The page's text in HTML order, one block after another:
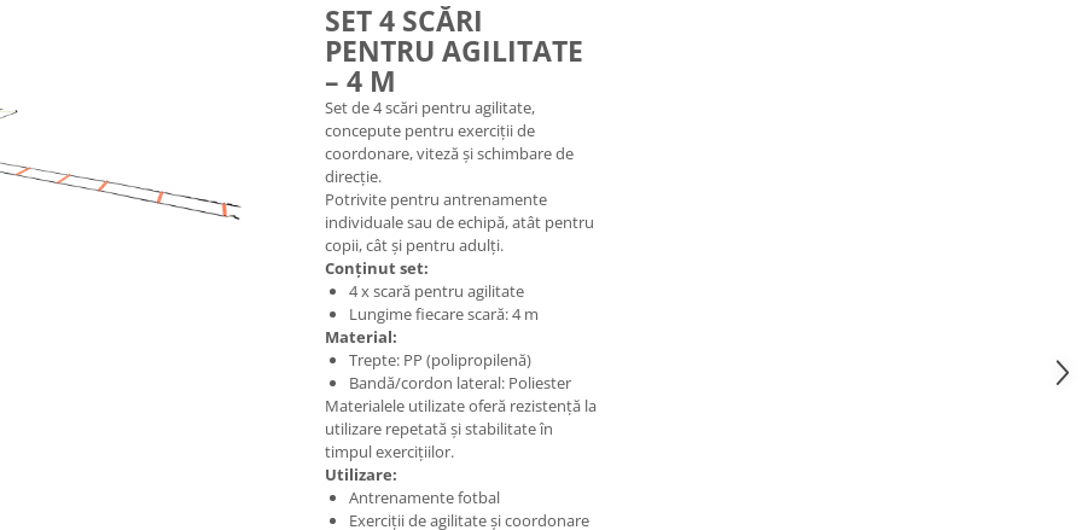
SET 4 SCĂRI
PENTRU AGILITATE
– 4 M
Set de 4 scări pentru agilitate,
concepute pentru exerciții de
coordonare, viteză și schimbare de
direcție.
Potrivite pentru antrenamente
individuale sau de echipă, atât pentru
copii, cât și pentru adulți.
Conținut set:
4 x scară pentru agilitate
Lungime fiecare scară: 4 m
Material:
Trepte: PP (polipropilenă)
Bandă/cordon lateral: Poliester
Materialele utilizate oferă rezistență la
utilizare repetată și stabilitate în
timpul exercițiilor.
Utilizare:
Antrenamente fotbal
Exerciții de agilitate și coordonare